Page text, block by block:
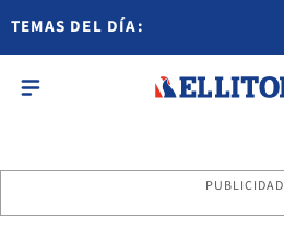
TEMAS DEL DÍA:
PUBLICIDAD